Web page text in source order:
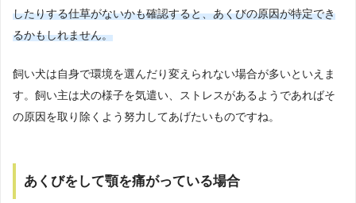
したりする仕草がないかも確認すると、あくびの原因が特定でき
るかもしれません。
飼い犬は自身で環境を選んだり変えられない場合が多いといえま
す。飼い主は犬の様子を気遣い、ストレスがあるようであればそ
の原因を取り除くよう努力してあげたいものですね。
あくびをして顎を痛がっている場合